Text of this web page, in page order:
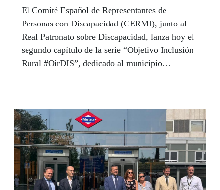
El Comité Español de Representantes de
Personas con Discapacidad (CERMI), junto al
Real Patronato sobre Discapacidad, lanza hoy el
segundo capítulo de la serie “Objetivo Inclusión
Rural #OírDIS”, dedicado al municipio